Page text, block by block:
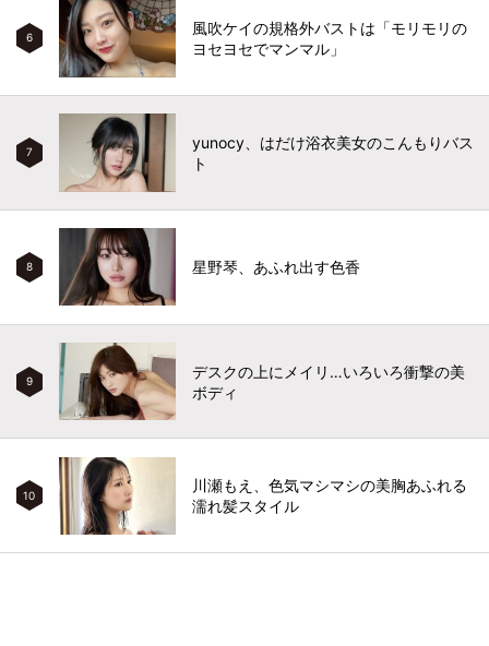
6
風吹ケイの規格外バストは「モリモリの
ヨセヨセでマンマル」
7
yunocy、はだけ浴衣美女のこんもりバス
ト
8 星野琴、あふれ出す色香
9
デスクの上にメイリ…いろいろ衝撃の美
ボディ
10
川瀬もえ、色気マシマシの美胸あふれる
濡れ髪スタイル